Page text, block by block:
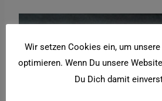
Wir setzen Cookies ein, um
optimieren. Wenn Du unsere
Du Dich damit